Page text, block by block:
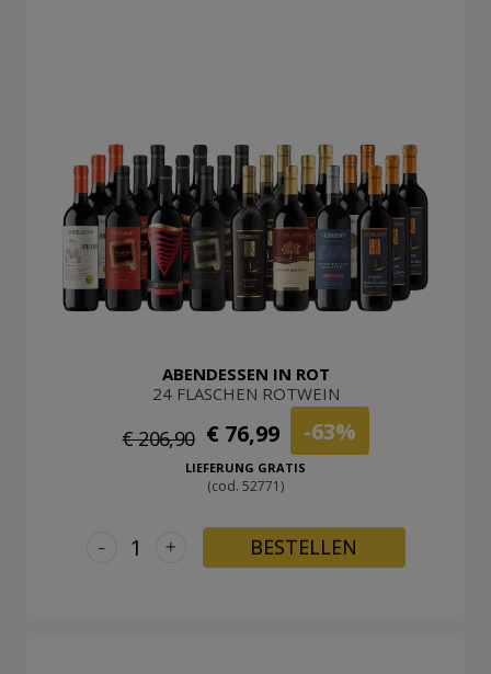
ABENDESSEN IN ROT
24 FLASCHEN ROTWEIN
€ 206,90 € 76,99 -63%
LIEFERUNG GRATIS
(cod. 52771)
+
- BESTELLEN